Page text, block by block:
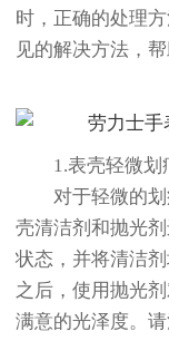
时，正确的处理
见的解决方法，
1.表壳轻微划
对于轻微的划
壳清洁剂和抛光
状态，并将清洁
之后，使用抛光
满意的光泽度。